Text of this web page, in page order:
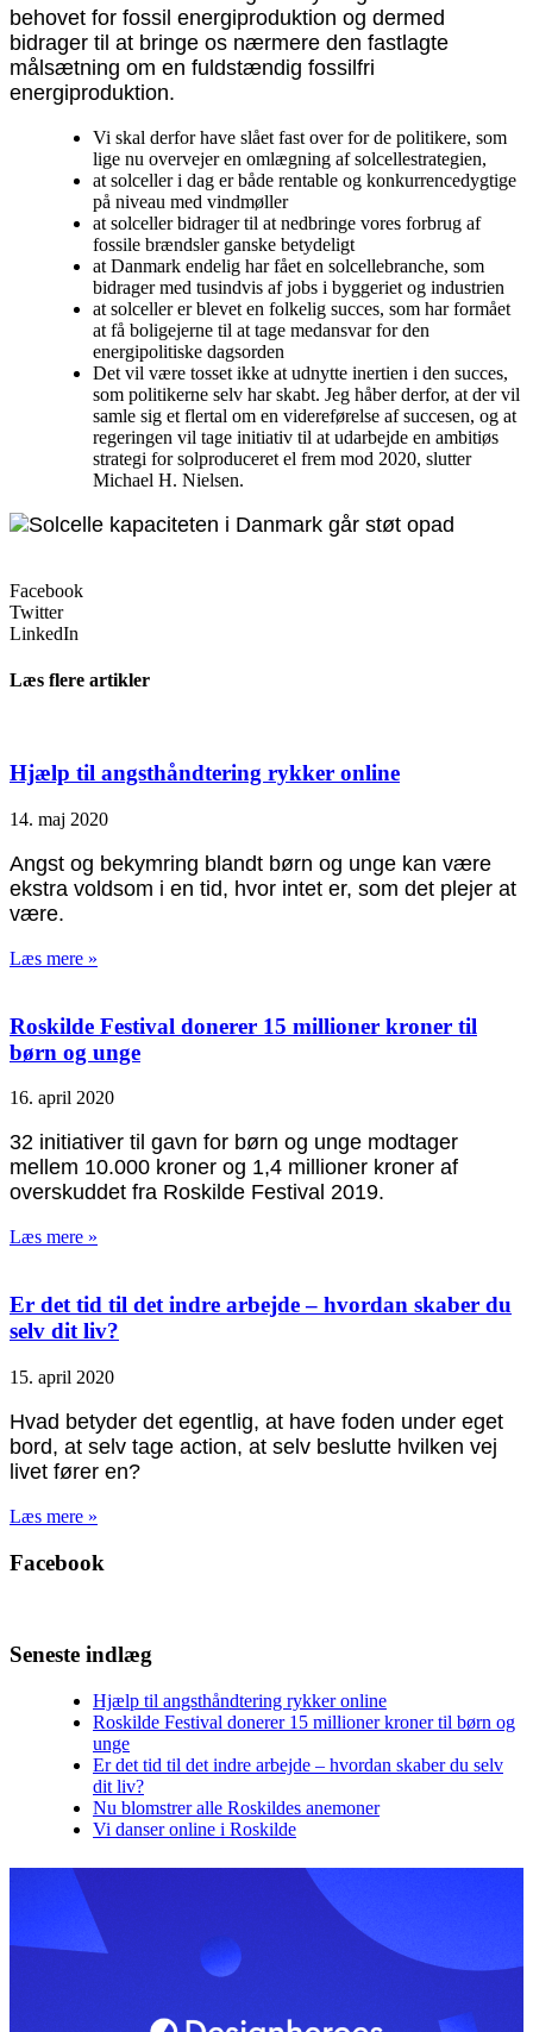
behovet for fossil energiproduktion og dermed
bidrager til at bringe os nærmere den fastlagte
målsætning om en fuldstændig fossilfri
energiproduktion.
Vi skal derfor have slået fast over for de politikere, som
lige nu overvejer en omlægning af solcellestrategien,
at solceller i dag er både rentable og konkurrencedygtige
på niveau med vindmøller
at solceller bidrager til at nedbringe vores forbrug af
fossile brændsler ganske betydeligt
at Danmark endelig har fået en solcellebranche, som
bidrager med tusindvis af jobs i byggeriet og industrien
at solceller er blevet en folkelig succes, som har formået
at få boligejerne til at tage medansvar for den
energipolitiske dagsorden
Det vil være tosset ikke at udnytte inertien i den succes,
som politikerne selv har skabt. Jeg håber derfor, at der vil
samle sig et flertal om en videreførelse af succesen, og at
regeringen vil tage initiativ til at udarbejde en ambitiøs
strategi for solproduceret el frem mod 2020, slutter
Michael H. Nielsen.
Facebook
Twitter
LinkedIn
Læs flere artikler
Hjælp til angsthåndtering rykker online
14. maj 2020
Angst og bekymring blandt børn og unge kan være
ekstra voldsom i en tid, hvor intet er, som det plejer at
være.
Læs mere »
Roskilde Festival donerer 15 millioner kroner til
børn og unge
16. april 2020
32 initiativer til gavn for børn og unge modtager
mellem 10.000 kroner og 1,4 millioner kroner af
overskuddet fra Roskilde Festival 2019.
Læs mere »
Er det tid til det indre arbejde – hvordan skaber du
selv dit liv?
15. april 2020
Hvad betyder det egentlig, at have foden under eget
bord, at selv tage action, at selv beslutte hvilken vej
livet fører en?
Læs mere »
Facebook
Seneste indlæg
Hjælp til angsthåndtering rykker online
Roskilde Festival donerer 15 millioner kroner til børn og
unge
Er det tid til det indre arbejde – hvordan skaber du selv
dit liv?
Nu blomstrer alle Roskildes anemoner
Vi danser online i Roskilde